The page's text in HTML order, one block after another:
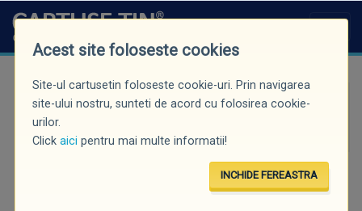
Căutare rapidă (minim 3 caractere)
Acest site foloseste cookies
Site-ul cartusetin foloseste cookie-uri. Prin navigarea
site-ului nostru, sunteti de acord cu folosirea cookie-
urilor.
Clickaici pentru mai multe informatii!
INCHIDE FEREASTRA